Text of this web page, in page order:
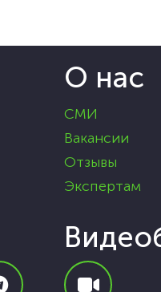
О нас
СМИ
Вакансии
Отзывы
Экспертам